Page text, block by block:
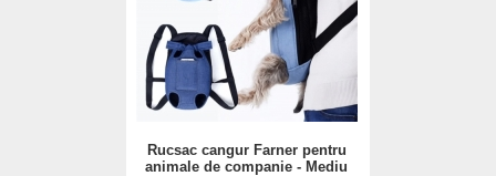
Rucsac cangur Farner pentru
animale de companie - Mediu